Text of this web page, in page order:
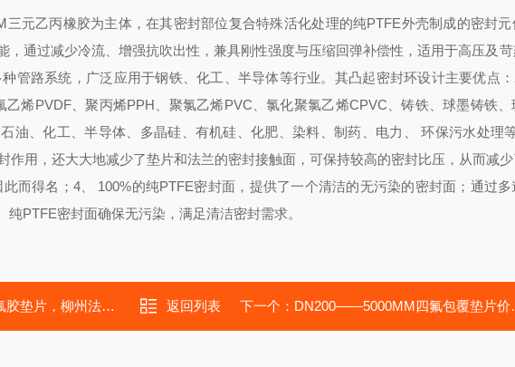
三元乙丙橡胶为主体，在其密封部位复合特殊活化处理的纯PTFE外壳制成的密封
，通过减少冷流、增强抗吹出性，兼具刚性强度与压缩回弹补偿性，适用于高压及
管路系统，广泛应用于钢铁、化工、半导体等行业。其凸起密封环设计主要优点
烯PVDF、聚丙烯PPH、聚氯乙烯PVC、氯化聚氯乙烯CPVC、铸铁、球墨铸铁
油、化工、半导体、多晶硅、有机硅、化肥、染料、制药、电力、 环保污水处理等
作用，还大大地减少了垫片和法兰的密封接触面，可保持较高的密封比压，从而减
而得名；4、 100%的纯PTFE密封面，提供了一个清洁的无污染的密封面； 通过
PTFE密封面确保无污染，满足清洁密封需求。
，柳州法兰橡胶垫片 返回列表 下一个： DN200——5000MM四氟包覆垫片价格，PTFE包覆无石棉垫圈厂家